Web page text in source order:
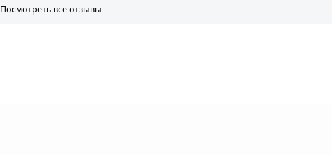
Посмотреть все отзывы